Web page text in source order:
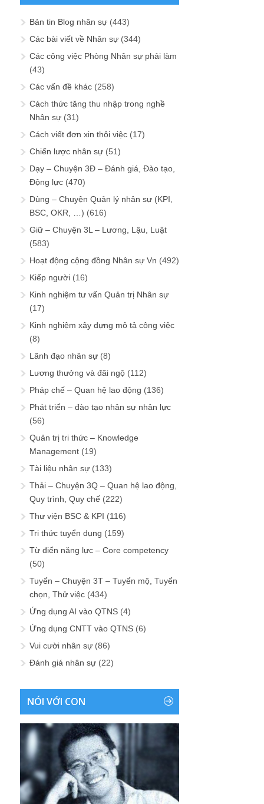
Bản tin Blog nhân sự (443)
Các bài viết về Nhân sự (344)
Các công việc Phòng Nhân sự phải làm
(43)
Các vấn đề khác (258)
Cách thức tăng thu nhập trong nghề
Nhân sự (31)
Cách viết đơn xin thôi việc (17)
Chiến lược nhân sự (51)
Dạy – Chuyện 3Đ – Đánh giá, Đào tạo,
Động lực (470)
Dùng – Chuyện Quản lý nhân sự (KPI,
BSC, OKR, …) (616)
Giữ – Chuyện 3L – Lương, Lậu, Luật
(583)
Hoạt động cộng đồng Nhân sự Vn (492)
Kiếp người (16)
Kinh nghiệm tư vấn Quản trị Nhân sự
(17)
Kinh nghiệm xây dựng mô tả công việc
(8)
Lãnh đạo nhân sự (8)
Lương thưởng và đãi ngộ (112)
Pháp chế – Quan hệ lao động (136)
Phát triển – đào tạo nhân sự nhân lực
(56)
Quản trị tri thức – Knowledge
Management (19)
Tài liệu nhân sự (133)
Thải – Chuyện 3Q – Quan hệ lao động,
Quy trình, Quy chế (222)
Thư viện BSC & KPI (116)
Tri thức tuyển dụng (159)
Từ điển năng lực – Core competency
(50)
Tuyển – Chuyện 3T – Tuyển mộ, Tuyển
chọn, Thử việc (434)
Ứng dụng AI vào QTNS (4)
Ứng dụng CNTT vào QTNS (6)
Vui cười nhân sự (86)
Đánh giá nhân sự (22)
NÓI VỚI CON